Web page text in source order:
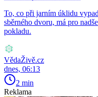
To, co při jarním úklidu
sběrného dvoru, má pro
pokladu.
VědaŽivě.cz
dnes, 06:13
2 min
Reklama